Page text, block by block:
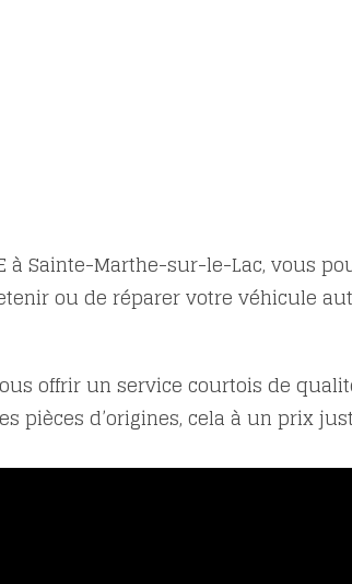
à Sainte-Marthe-sur-le-Lac, vous
ou de réparer votre véhicule
offrir un service courtois de
pièces d’origines, cela à un prix